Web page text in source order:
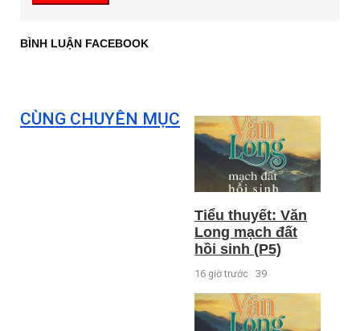
BÌNH LUẬN FACEBOOK
CÙNG CHUYÊN MỤC
Tiểu thuyết: Văn
Long mạch đất
hồi sinh (P5)
16 giờ trước 39